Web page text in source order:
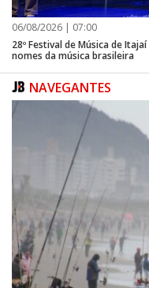
06/08/2026 | 07:00
28º Festival de Música de
nomes da música brasileira
NAVEGANTES